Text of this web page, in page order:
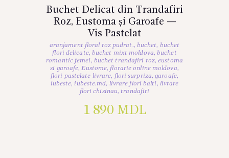
Buchet Delicat din Trandafiri
Roz, Eustoma și Garoafe —
Vis Pastelat
aranjament floral roz pudrat., buchet, buchet
flori delicate, buchet mixt moldova,buchet
romantic femei, buchet trandafiri roz,eustoma
si garoafe,Eustome, florarie online moldova,
flori pastelate livrare, flori surpriza,garoafe,
iubeste, iubeste.md, livrare flori balti, livrare
flori chisinau, trandafiri
1 890 MDL